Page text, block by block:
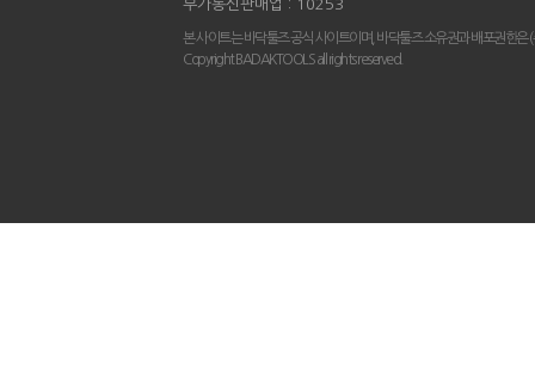
부가통신판매업 : 10253
본 사이트는 바닥툴즈 공식 사이트이며, 바닥툴즈 소유권과 배포권한은
Copyright BADAKTOOLS all rights reserved.